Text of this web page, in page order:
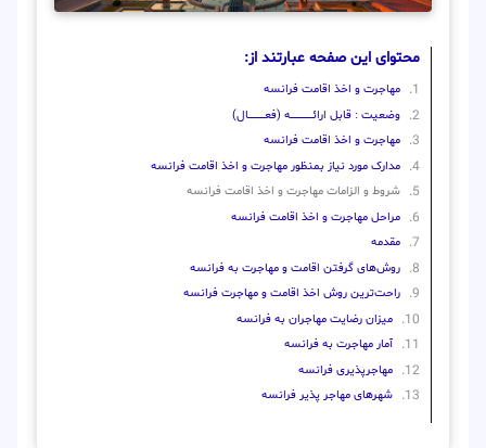
محتوای این صفحه عبارتند از:
مهاجرت و اخذ اقامت فرانسه
وضعیت : قابل ارائــــــــــــــــــــه (فعـــــــــــــــال)
مهاجرت و اخذ اقامت فرانسه
مدارک مورد نیاز بمنظور مهاجرت و اخذ اقامت فرانسه
شروط و الزامات مهاجرت و اخذ اقامت فرانسه
مراحل مهاجرت و اخذ اقامت فرانسه
مقدمه
روش‌‌های گرفتن اقامت و مهاجرت به فرانسه
راحت‌ترین روش اخذ اقامت و مهاجرت فرانسه
میزان رضایت مهاجران به فرانسه
آمار مهاجرت به فرانسه
مهاجرپذیری فرانسه
شهرهای مهاجر پذیر فرانسه